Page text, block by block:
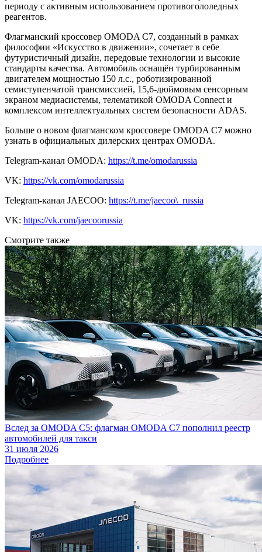
периоду с активным использованием противогололедных
реагентов.
Флагманский кроссовер OMODA C7, созданный в рамках
философии «Искусство в движении», сочетает в себе
футуристичный дизайн, передовые технологии и высокие
стандарты качества. Автомобиль оснащён турбированным
двигателем мощностью 150 л.с., роботизированной
семиступенчатой трансмиссией, 15,6-дюймовым сенсорным
экраном медиасистемы, телематикой OMODA Connect и
комплексом интеллектуальных систем безопасности ADAS.
Больше о новом флагманском кроссовере OMODA C7 можно
узнать в официальных дилерских центрах OMODA.
Telegram-канал OMODA: https://t.me/omodarussia
VK: https://vk.com/omodarussia
Telegram-канал JAECOO: https://t.me/jaecoo\_russia
VK: https://vk.com/jaecoorussia
Смотрите также
Вслед за OMODA C5: флагман OMODA C7 пополнил реестр
автомобилей для такси
31 июля 2026
Подробнее